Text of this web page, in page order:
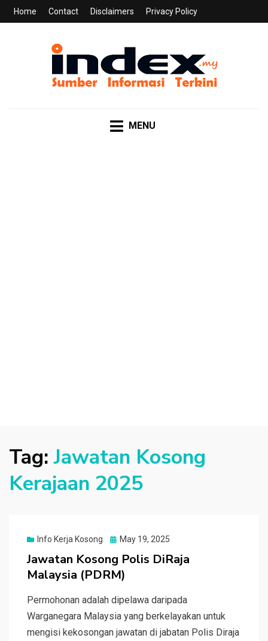
Home Contact Disclaimers Privacy Policy
MENU
Tag: Jawatan Kosong
Kerajaan 2025
Info Kerja Kosong
Posted
May 19, 2025
Jawatan Kosong Polis DiRaja
Malaysia (PDRM)
Permohonan adalah dipelawa daripada
Warganegara Malaysia yang berkelayakan untuk
mengisi kekosongan jawatan di jabatan Polis Diraja